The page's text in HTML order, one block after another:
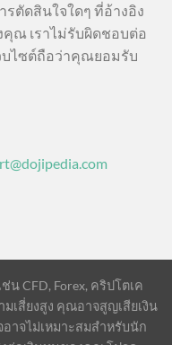
ตัดสินใจใดๆ ที่อ้างอิง
ณ เราไม่รับผิดชอบต่อ
บไซต์ถือว่าคุณยอมรับ
น CFD, Forex, คริปโตเค
เสี่ยงสูง คุณอาจสูญเสียเงิน
าจไม่เหมาะสมสำหรับนัก